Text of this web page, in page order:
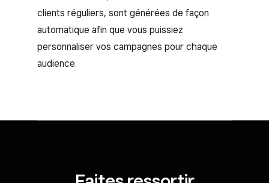
clients réguliers, sont générées de façon
automatique afin que vous puissiez
personnaliser vos campagnes pour chaque
audience.